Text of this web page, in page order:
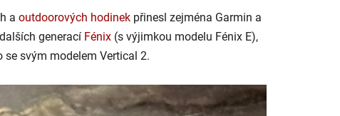
a outdoorových hodinek přinesl zejména Garmin a
generací Fénix (s výjimkou modelu Fénix E),
svým modelem Vertical 2.